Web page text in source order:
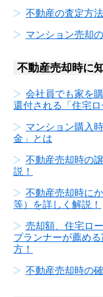
不動産の査定方
マンション売却
不動産売却時に
会社員でも家を
還付される「住宅
マンション購入
金」とは
不動産売却時の
説！
不動産売却時に
等）を詳しく解説！
売却額、住宅ロ
プランナーが薦め
方！
不動産売却時の